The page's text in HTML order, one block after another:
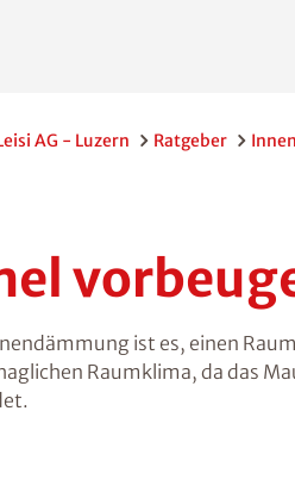
AG - Luzern Ratgeber
ist es, einen
Raumklima, da das